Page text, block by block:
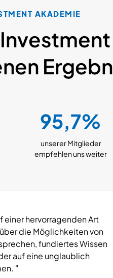
AKADEMIE
95,7%
unserer Mitglieder
empfehlen uns weiter
einer hervorragenden Art
die Möglichkeiten von
fundiertes Wissen
auf eine unglaublich
"